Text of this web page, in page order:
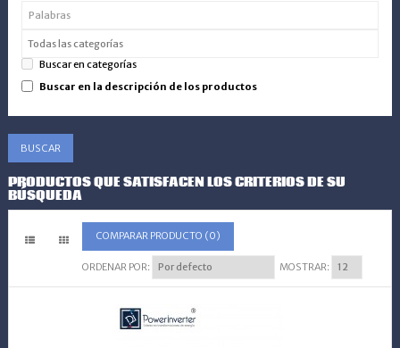
Buscar en categorías
Buscar en la descripción de los productos
PRODUCTOS QUE SATISFACEN LOS CRITERIOS DE SU
BÚSQUEDA
COMPARAR PRODUCTO (0)
ORDENAR POR: MOSTRAR: